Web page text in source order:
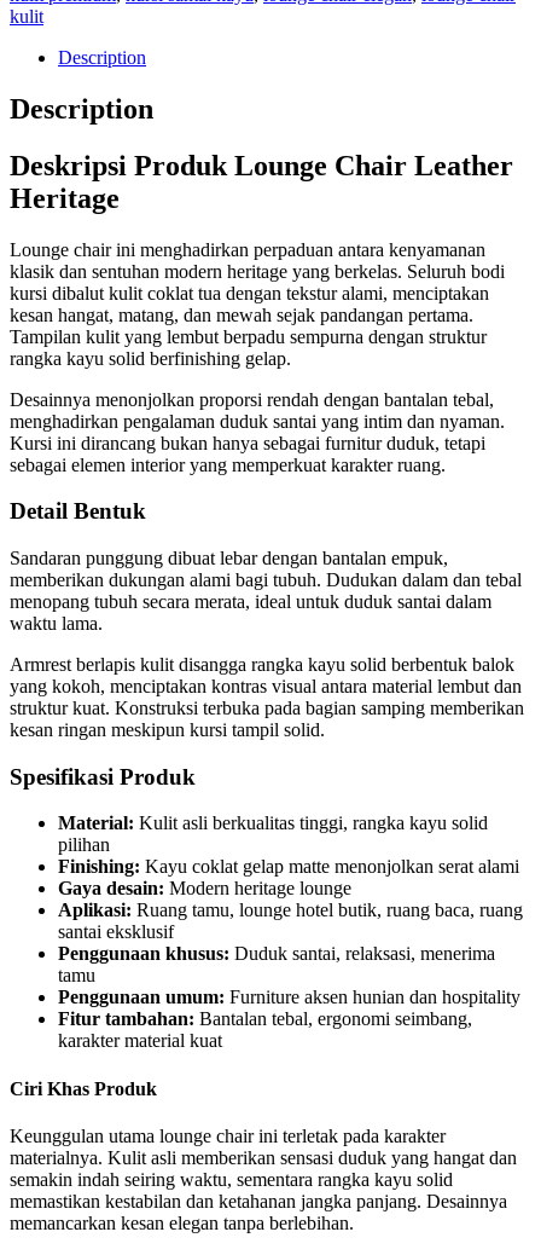
kulit
Description
Description
Deskripsi Produk Lounge Chair Leather
Heritage
Lounge chair ini menghadirkan perpaduan antara kenyamanan
klasik dan sentuhan modern heritage yang berkelas. Seluruh bodi
kursi dibalut kulit coklat tua dengan tekstur alami, menciptakan
kesan hangat, matang, dan mewah sejak pandangan pertama.
Tampilan kulit yang lembut berpadu sempurna dengan struktur
rangka kayu solid berfinishing gelap.
Desainnya menonjolkan proporsi rendah dengan bantalan tebal,
menghadirkan pengalaman duduk santai yang intim dan nyaman.
Kursi ini dirancang bukan hanya sebagai furnitur duduk, tetapi
sebagai elemen interior yang memperkuat karakter ruang.
Detail Bentuk
Sandaran punggung dibuat lebar dengan bantalan empuk,
memberikan dukungan alami bagi tubuh. Dudukan dalam dan tebal
menopang tubuh secara merata, ideal untuk duduk santai dalam
waktu lama.
Armrest berlapis kulit disangga rangka kayu solid berbentuk balok
yang kokoh, menciptakan kontras visual antara material lembut dan
struktur kuat. Konstruksi terbuka pada bagian samping memberikan
kesan ringan meskipun kursi tampil solid.
Spesifikasi Produk
Material: Kulit asli berkualitas tinggi, rangka kayu solid
pilihan
Finishing: Kayu coklat gelap matte menonjolkan serat alami
Gaya desain: Modern heritage lounge
Aplikasi: Ruang tamu, lounge hotel butik, ruang baca, ruang
santai eksklusif
Penggunaan khusus: Duduk santai, relaksasi, menerima
tamu
Penggunaan umum: Furniture aksen hunian dan hospitality
Fitur tambahan: Bantalan tebal, ergonomi seimbang,
karakter material kuat
Ciri Khas Produk
Keunggulan utama lounge chair ini terletak pada karakter
materialnya. Kulit asli memberikan sensasi duduk yang hangat dan
semakin indah seiring waktu, sementara rangka kayu solid
memastikan kestabilan dan ketahanan jangka panjang. Desainnya
memancarkan kesan elegan tanpa berlebihan.